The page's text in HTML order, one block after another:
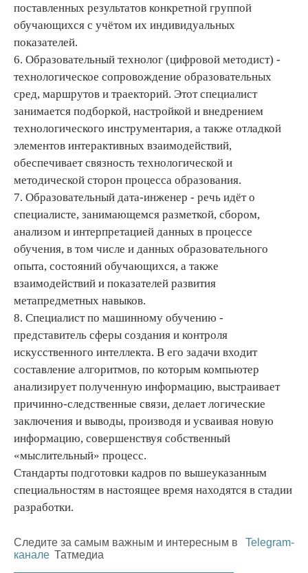
поставленных результатов конкретной группой
обучающихся с учётом их индивидуальных
показателей.
6. Образовательный технолог (цифровой методист) -
технологическое сопровождение образовательных
сред, маршрутов и траекторий. Этот специалист
занимается подборкой, настройкой и внедрением
технологического инструментария, а также отладкой
элементов интерактивных взаимодействий,
обеспечивает связность технологической и
методической сторон процесса образования.
7. Образовательный дата-инженер - речь идёт о
специалисте, занимающемся разметкой, сбором,
анализом и интерпретацией данных в процессе
обучения, в том числе и данных образовательного
опыта, состояний обучающихся, а также
взаимодействий и показателей развития
метапредметных навыков.
8. Специалист по машинному обучению -
представитель сферы создания и контроля
искусственного интеллекта. В его задачи входит
составление алгоритмов, по которым компьютер
анализирует полученную информацию, выстраивает
причинно-следственные связи, делает логические
заключения и выводы, производя и усваивая новую
информацию, совершенствуя собственный
«мыслительный» процесс.
Стандарты подготовки кадров по вышеуказанным
специальностям в настоящее время находятся в стадии
разработки.
Следите за самым важным и интересным в
Telegram-
канале Татмедиа